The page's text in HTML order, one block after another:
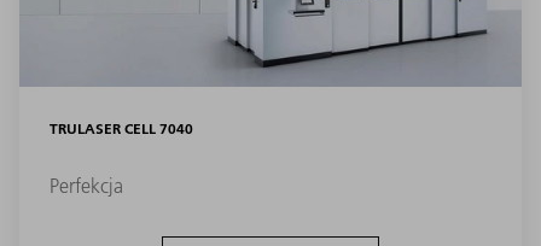
TRULASER CELL 7040
Perfekcja